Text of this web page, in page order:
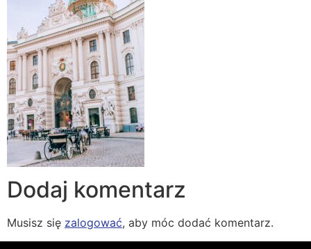
Dodaj komentarz
Musisz się zalogować, aby móc dodać komentarz.